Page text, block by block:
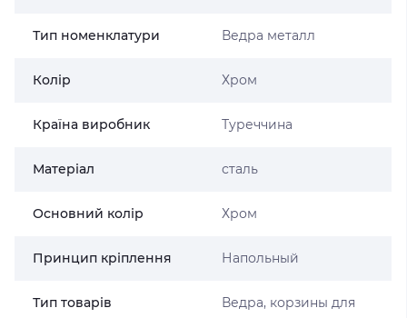
Тип номенклатури Ведра металл
Колір Хром
Країна виробник Туреччина
Матеріал сталь
Основний колір Хром
Принцип кріплення Напольный
Тип товарів
Ведра, корзины для